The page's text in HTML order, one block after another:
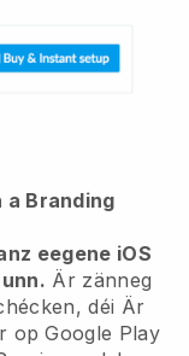
a Branding
eegene iOS
Är zänneg
déi Är
op Google Play